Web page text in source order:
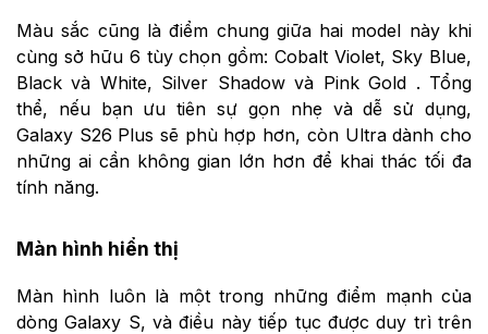
Màu sắc cũng là điểm chung giữa hai model này khi
cùng sở hữu 6 tùy chọn gồm: Cobalt Violet, Sky Blue,
Black và White, Silver Shadow và Pink Gold . Tổng
thể, nếu bạn ưu tiên sự gọn nhẹ và dễ sử dụng,
Galaxy S26 Plus sẽ phù hợp hơn, còn Ultra dành cho
những ai cần không gian lớn hơn để khai thác tối đa
tính năng.
Màn hình hiển thị
Màn hình luôn là một trong những điểm mạnh của
dòng Galaxy S, và điều này tiếp tục được duy trì trên